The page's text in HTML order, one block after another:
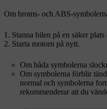
Om broms- och ABS-
Stanna bilen på en säker
Starta motorn på nytt.
Om båda symbolerna
Om symbolerna förblir
normal och symbolerna
rekommenderar att du